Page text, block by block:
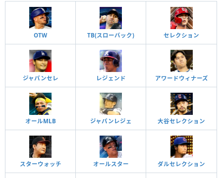
OTW TB(スローバック) セレクション
ジャパンセレ レジェンド アワードウィナーズ
オールMLB ジャパンレジェ 大谷セレクション
スターウォッチ オールスター ダルセレクション